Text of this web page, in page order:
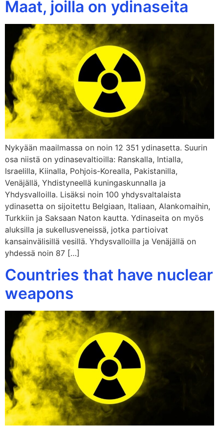
Maat, joilla on ydinaseita
Nykyään maailmassa on noin 12 351 ydinasetta. Suurin
osa niistä on ydinasevaltioilla: Ranskalla, Intialla,
Israelilla, Kiinalla, Pohjois-Korealla, Pakistanilla,
Venäjällä, Yhdistyneellä kuningaskunnalla ja
Yhdysvalloilla. Lisäksi noin 100 yhdysvaltalaista
ydinasetta on sijoitettu Belgiaan, Italiaan, Alankomaihin,
Turkkiin ja Saksaan Naton kautta. Ydinaseita on myös
aluksilla ja sukellusveneissä, jotka partioivat
kansainvälisillä vesillä. Yhdysvalloilla ja Venäjällä on
yhdessä noin 87 […]
Countries that have nuclear
weapons